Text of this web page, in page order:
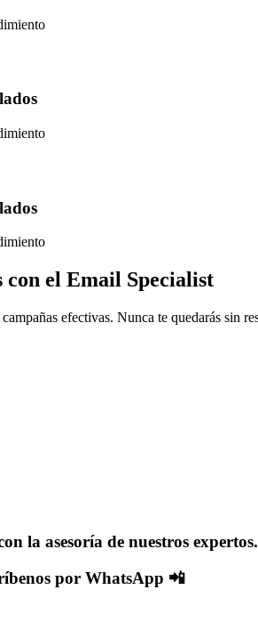
con el Email Specialist
efectivas. Nunca te quedarás sin
la asesoría de nuestros expertos.
por WhatsApp 📲